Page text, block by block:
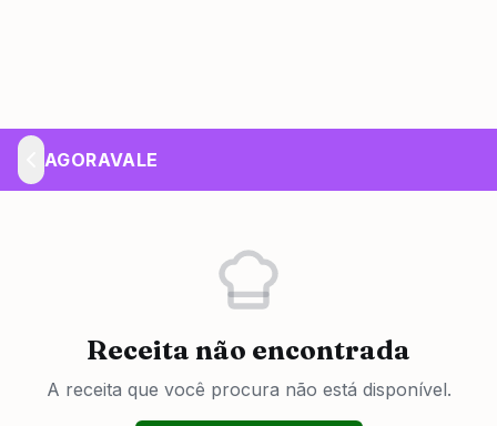
AGORAVALE
Receita não encontrada
A receita que você procura não está disponível.